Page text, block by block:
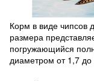
Корм в виде чипсов
размера
погружающийся
диаметром от 1,7